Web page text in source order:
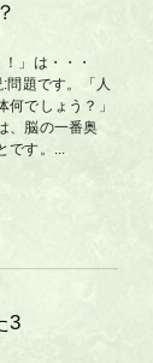
」は・・・
問題です。「人
でしょう？」
脳の一番奥
です。...
3